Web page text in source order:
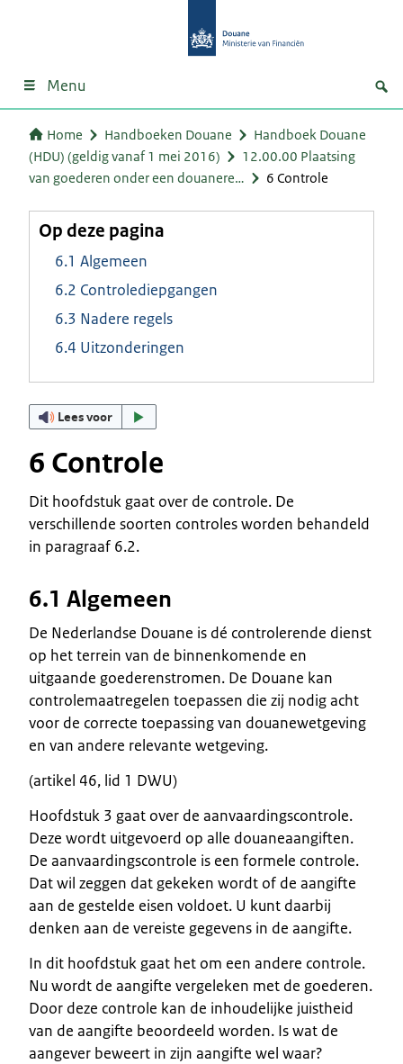
Menu
Home Handboeken Douane
Handboek Douane
(HDU) (geldig vanaf 1 mei 2016)
12.00.00 Plaatsing
van goederen onder een douanere…
6 Controle
Op deze pagina
6.1 Algemeen
6.2 Controlediepgangen
6.3 Nadere regels
6.4 Uitzonderingen
Lees voor
6 Controle
Dit hoofdstuk gaat over de controle. De
verschillende soorten controles worden behandeld
in paragraaf 6.2.
6.1 Algemeen
De Nederlandse Douane is dé controlerende dienst
op het terrein van de binnenkomende en
uitgaande goederenstromen. De Douane kan
controlemaatregelen toepassen die zij nodig acht
voor de correcte toepassing van douanewetgeving
en van andere relevante wetgeving.
(artikel 46, lid 1 DWU)
Hoofdstuk 3 gaat over de aanvaardingscontrole.
Deze wordt uitgevoerd op alle douaneaangiften.
De aanvaardingscontrole is een formele controle.
Dat wil zeggen dat gekeken wordt of de aangifte
aan de gestelde eisen voldoet. U kunt daarbij
denken aan de vereiste gegevens in de aangifte.
In dit hoofdstuk gaat het om een andere controle.
Nu wordt de aangifte vergeleken met de goederen.
Door deze controle kan de inhoudelijke juistheid
van de aangifte beoordeeld worden. Is wat de
aangever beweert in zijn aangifte wel waar?